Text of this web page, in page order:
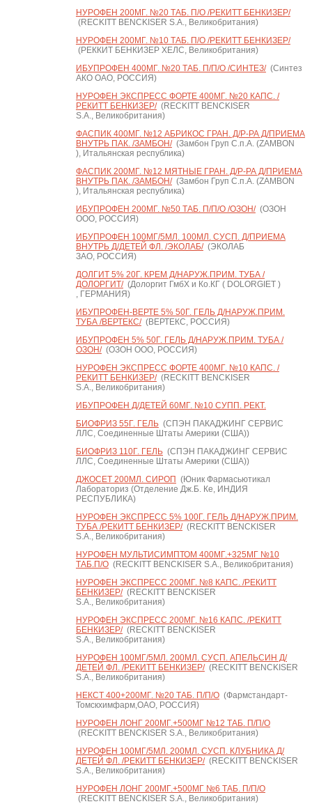
НУРОФЕН 200МГ. №20 ТАБ. П/О /РЕКИТТ БЕНКИЗЕР/
(RECKITT BENCKISER S.A., Великобритания)
НУРОФЕН 200МГ. №10 ТАБ. П/О /РЕКИТТ БЕНКИЗЕР/
(РЕККИТ БЕНКИЗЕР ХЕЛС, Великобритания)
ИБУПРОФЕН 400МГ. №20 ТАБ. П/П/О /СИНТЕЗ/(Синтез
АКО ОАО, РОССИЯ)
НУРОФЕН ЭКСПРЕСС ФОРТЕ 400МГ. №20 КАПС. /
РЕКИТТ БЕНКИЗЕР/(RECKITT BENCKISER
S.A., Великобритания)
ФАСПИК 400МГ. №12 АБРИКОС ГРАН. Д/Р-РА Д/ПРИЕМА
ВНУТРЬ ПАК. /ЗАМБОН/(Замбон Груп С.п.А. (ZAMBON
), Итальянская республика)
ФАСПИК 200МГ. №12 МЯТНЫЕ ГРАН. Д/Р-РА Д/ПРИЕМА
ВНУТРЬ ПАК. /ЗАМБОН/(Замбон Груп С.п.А. (ZAMBON
), Итальянская республика)
ИБУПРОФЕН 200МГ. №50 ТАБ. П/П/О /ОЗОН/(ОЗОН
ООО, РОССИЯ)
ИБУПРОФЕН 100МГ/5МЛ. 100МЛ. СУСП. Д/ПРИЕМА
ВНУТРЬ Д/ДЕТЕЙ ФЛ. /ЭКОЛАБ/(ЭКОЛАБ
ЗАО, РОССИЯ)
ДОЛГИТ 5% 20Г. КРЕМ Д/НАРУЖ.ПРИМ. ТУБА /
ДОЛОРГИТ/(Долоргит ГмбХ и Ко.КГ ( DOLORGIET )
, ГЕРМАНИЯ)
ИБУПРОФЕН-ВЕРТЕ 5% 50Г. ГЕЛЬ Д/НАРУЖ.ПРИМ.
ТУБА /ВЕРТЕКС/(ВЕРТЕКС, РОССИЯ)
ИБУПРОФЕН 5% 50Г. ГЕЛЬ Д/НАРУЖ.ПРИМ. ТУБА /
ОЗОН/(ОЗОН ООО, РОССИЯ)
НУРОФЕН ЭКСПРЕСС ФОРТЕ 400МГ. №10 КАПС. /
РЕКИТТ БЕНКИЗЕР/(RECKITT BENCKISER
S.A., Великобритания)
ИБУПРОФЕН Д/ДЕТЕЙ 60МГ. №10 СУПП. РЕКТ.
БИОФРИЗ 55Г. ГЕЛЬ(СПЭН ПАКАДЖИНГ СЕРВИС
ЛЛС, Соединенные Штаты Америки (США))
БИОФРИЗ 110Г. ГЕЛЬ(СПЭН ПАКАДЖИНГ СЕРВИС
ЛЛС, Соединенные Штаты Америки (США))
ДЖОСЕТ 200МЛ. СИРОП (Юник Фармасьютикал
Лабораториз (Отделение Дж.Б. Ке, ИНДИЯ
РЕСПУБЛИКА)
НУРОФЕН ЭКСПРЕСС 5% 100Г. ГЕЛЬ Д/НАРУЖ.ПРИМ.
ТУБА /РЕКИТТ БЕНКИЗЕР/(RECKITT BENCKISER
S.A., Великобритания)
НУРОФЕН МУЛЬТИСИМПТОМ 400МГ.+325МГ №10
ТАБ.П/О(RECKITT BENCKISER S.A., Великобритания)
НУРОФЕН ЭКСПРЕСС 200МГ. №8 КАПС. /РЕКИТТ
БЕНКИЗЕР/(RECKITT BENCKISER
S.A., Великобритания)
НУРОФЕН ЭКСПРЕСС 200МГ. №16 КАПС. /РЕКИТТ
БЕНКИЗЕР/(RECKITT BENCKISER
S.A., Великобритания)
НУРОФЕН 100МГ/5МЛ. 200МЛ. СУСП. АПЕЛЬСИН Д/
ДЕТЕЙ ФЛ. /РЕКИТТ БЕНКИЗЕР/(RECKITT BENCKISER
S.A., Великобритания)
НЕКСТ 400+200МГ. №20 ТАБ. П/П/О(Фармстандарт-
Томскхимфарм,ОАО, РОССИЯ)
НУРОФЕН ЛОНГ 200МГ.+500МГ №12 ТАБ. П/П/О
(RECKITT BENCKISER S.A., Великобритания)
НУРОФЕН 100МГ/5МЛ. 200МЛ. СУСП. КЛУБНИКА Д/
ДЕТЕЙ ФЛ. /РЕКИТТ БЕНКИЗЕР/(RECKITT BENCKISER
S.A., Великобритания)
НУРОФЕН ЛОНГ 200МГ.+500МГ №6 ТАБ. П/П/О
(RECKITT BENCKISER S.A., Великобритания)